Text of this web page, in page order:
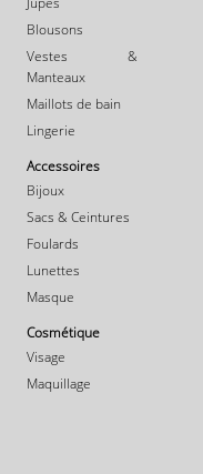
Blousons
Vestes &
Manteaux
Maillots de bain
Lingerie
Accessoires
Bijoux
Sacs & Ceintures
Foulards
Lunettes
Masque
Cosmétique
Visage
Maquillage